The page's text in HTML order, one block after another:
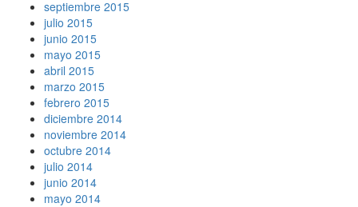
septiembre 2015
julio 2015
junio 2015
mayo 2015
abril 2015
marzo 2015
febrero 2015
diciembre 2014
noviembre 2014
octubre 2014
julio 2014
junio 2014
mayo 2014